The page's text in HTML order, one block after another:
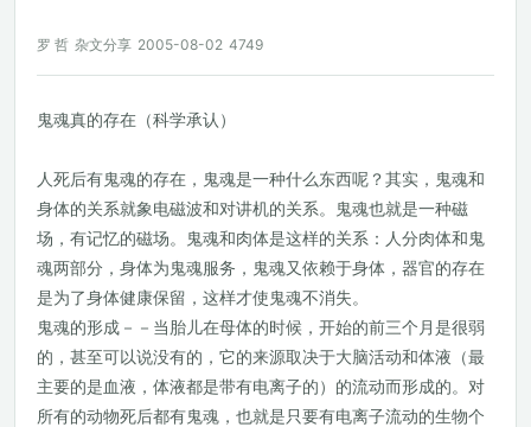
罗 哲 杂文分享 2005-08-02 4749
鬼魂真的存在（科学承认）
人死后有鬼魂的存在，鬼魂是一种什么东西呢？其实，鬼魂和
身体的关系就象电磁波和对讲机的关系。鬼魂也就是一种磁
场，有记忆的磁场。鬼魂和肉体是这样的关系：人分肉体和鬼
魂两部分，身体为鬼魂服务，鬼魂又依赖于身体，器官的存在
是为了身体健康保留，这样才使鬼魂不消失。
鬼魂的形成－－当胎儿在母体的时候，开始的前三个月是很弱
的，甚至可以说没有的，它的来源取决于大脑活动和体液（最
主要的是血液，体液都是带有电离子的）的流动而形成的。对
所有的动物死后都有鬼魂，也就是只要有电离子流动的生物个